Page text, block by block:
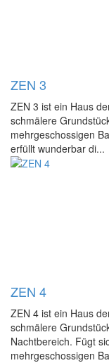
ZEN 3
ZEN 3 ist ein Haus
schmälere
mehrgeschossigen
erfüllt wunderbar di...
ZEN 4
ZEN 4 ist ein Haus
schmälere
Nachtbereich. Fügt
mehrgeschossigen